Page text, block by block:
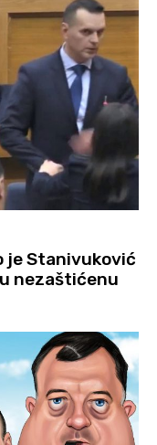
je Stanivuković
nezaštićenu